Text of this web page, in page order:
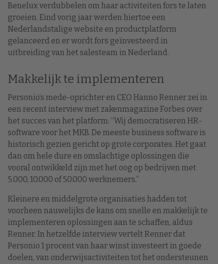
Benelux verdubbelen om haar activiteiten fors te laten
groeien. Eind vorig jaar werden hiertoe een
Nederlandstalige website en productplatform
gelanceerd en er wordt fors geïnvesteerd in
uitbreiding van het salesteam in Nederland.
Makkelijk te implementeren
Personio’s mede-oprichter en CEO Hanno Renner zei in
een recent interview met zakenmagazine Forbes over
het succes van het platform: “Wij democratiseren HR-
software voor het MKB. De meeste business software is
historisch gezien gericht op grote corporates. Het gaat
dan om hele dure en omslachtige oplossingen die
vooral ontwikkeld zijn met het oog op bedrijven met
5.000, 10.000 of 50.000 werknemers.”
Kleinere en middelgrote organisaties hadden tot
voorheen nauwelijks de kans om snelle en makkelijk te
implementeren oplossingen aan te schaffen, aldus
Renner. In hetzelfde interview vertelt Renner dat
Personio 1 procent van haar winst investeert in goede
doelen, van onderwijsactiviteiten tot het ondersteunen